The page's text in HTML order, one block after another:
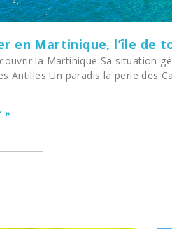
en Martinique, l’île de
la Martinique Sa situation
Antilles Un paradis la perle des
»